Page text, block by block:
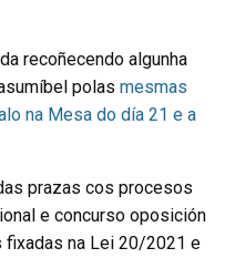
recoñecendo algunha
polas mesmas
na Mesa do día 21 e a
prazas cos procesos
e concurso oposición
fixadas na Lei 20/2021 e